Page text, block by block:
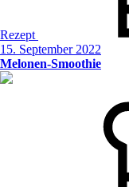
Rezept
15. September 2022
Melonen-Smoothie